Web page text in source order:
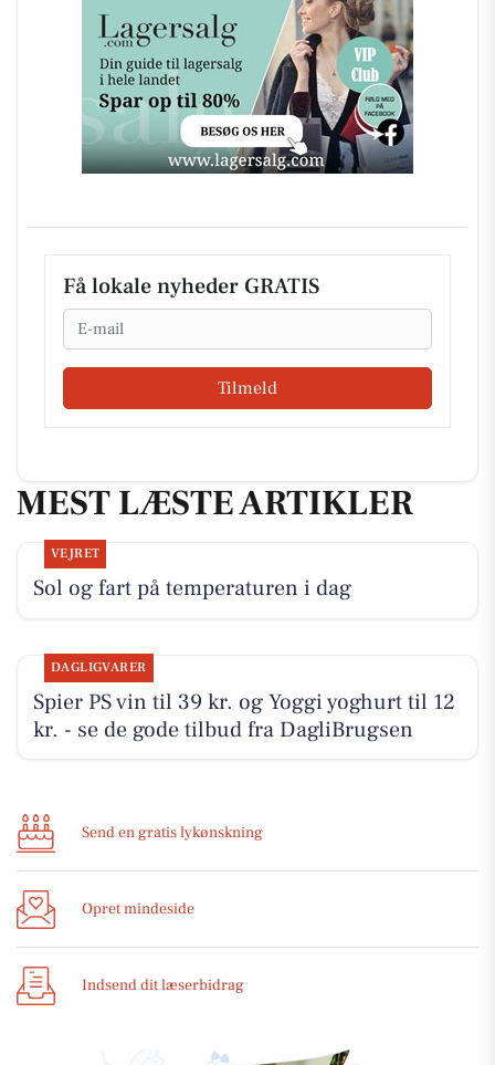
Få lokale nyheder GRATIS
Email
Tilmeld
MEST LÆSTE ARTIKLER
VEJRET
Sol og fart på temperaturen i dag
DAGLIGVARER
Spier PS vin til 39 kr. og Yoggi yoghurt til 12
kr. - se de gode tilbud fra DagliBrugsen
Send en gratis lykønskning
Opret mindeside
Indsend dit læserbidrag